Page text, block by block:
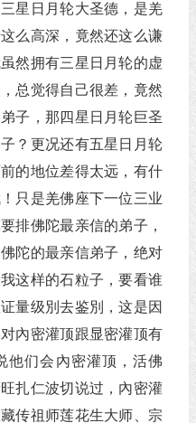
星日月轮大圣德，是羌
么高深，竟然还这么谦
然拥有三星日月轮的虚
总觉得自己很差，竟然
子，那四星日月轮巨圣
？更况还有五星日月轮
的地位差得太远，有什
只是羌佛座下一位三业
排佛陀最亲信的弟子，
陀的最亲信弟子，绝对
这样的石粒子，要看谁
量级別去鉴別，这是因
內密灌顶跟显密灌顶有
他们会內密灌顶，活佛
扎仁波切说过，內密灌
传祖师莲花生大师、宗